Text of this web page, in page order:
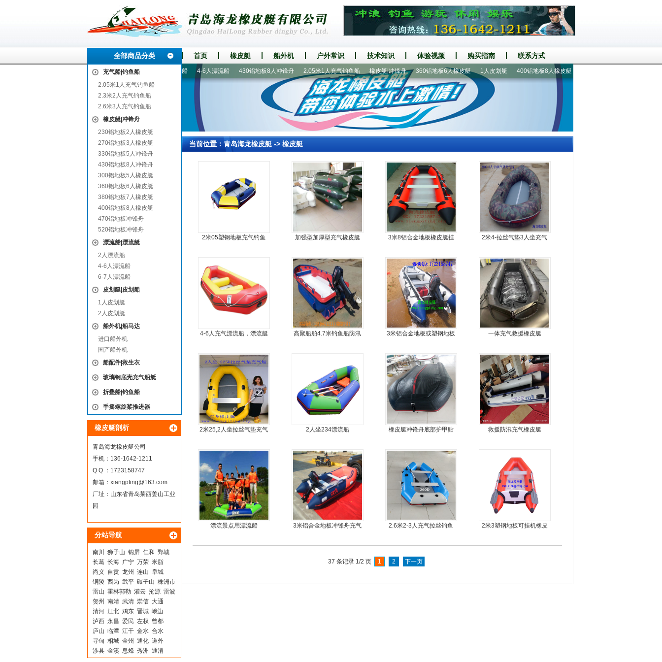
全部商品分类 首页 橡皮艇 船外机 户外常识 技术知识 体验视频 购买指南 联系方式
充气船|钓鱼船
2.05米1人充气钓鱼船
2.3米2人充气钓鱼船
2.6米3人充气钓鱼船
橡皮艇|冲锋舟
230铝地板2人橡皮艇
270铝地板3人橡皮艇
330铝地板5人冲锋舟
430铝地板8人冲锋舟
300铝地板5人橡皮艇
360铝地板6人橡皮艇
380铝地板7人橡皮艇
400铝地板8人橡皮艇
470铝地板冲锋舟
520铝地板冲锋舟
漂流船|漂流艇
2人漂流船
4-6人漂流船
6-7人漂流船
皮划艇|皮划船
1人皮划艇
2人皮划艇
船外机|船马达
进口船外机
国产船外机
船配件|救生衣
玻璃钢底壳充气船艇
折叠船|钓鱼船
手摇螺旋桨推进器
橡皮艇剖析
青岛海龙橡皮艇公司
手机：136-1642-1211
Q Q ：1723158747
邮箱： xiangpting@163.com
厂址：山东省青岛莱西姜山工业
园
分站导航
南川 狮子山 锦屏 仁和 鄄城
长葛 长海 广宁 万荣 米脂
尚义
自贡 龙州 连山 阜城
铜陵 西岗 武平 碾子山 株洲市
雷山 霍林郭勒 灌云 沧源 雷波
贺州 南靖 武清 崇信 大通
清河 江北 鸡东 晋城 峨边
泸西 永昌 爱民 左权 曾都
庐山 临潭 江干 金水 合水
寻甸 相城 金州 通化 道外
涉县 金溪 息烽 秀洲 通渭
船配件|救生衣 2.6米3人充气钓鱼船 4-6人漂流船 430铝地板8人冲锋舟 2.05米1人充气钓鱼船 橡皮艇|冲锋舟 360铝地板6人橡皮艇 1人皮划艇 400铝地板8人橡皮艇 270铝地板3人橡皮艇
当前位置： 青岛海龙橡皮艇-> 橡皮艇
2米05塑钢地板充气钓鱼
加强型加厚型充气橡皮艇
3米8铝合金地板橡皮艇挂
2米4-拉丝气垫3人坐充气
4-6人充气漂流船，漂流艇
高聚船舶4.7米钓鱼船防汛
3米铝合金地板或塑钢地板
舟，动力艇
一体充气救援橡皮艇
2米25,2人坐拉丝气垫充气
2人坐234漂流船
橡皮艇冲锋舟底部护甲贴
救援防汛充气橡皮艇
漂流景点用漂流船
3米铝合金地板冲锋舟充气
2.6米2-3人充气拉丝钓鱼
2米3塑钢地板可挂机橡皮
37 条记录 1/2 页 1 2 下一页